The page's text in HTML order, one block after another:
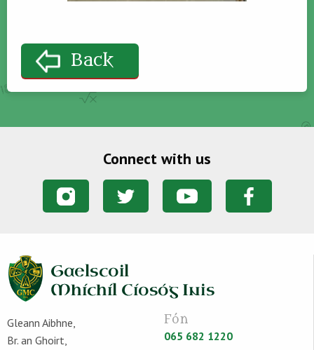
Back
Connect with us
Gleann Aibhne,
Br. an Ghoirt,
Fón
065 682 1220